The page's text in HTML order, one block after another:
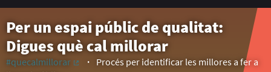
Per un espai públic de qualitat:
Digues què cal millorar
#quecalmillorar
Procés per identificar les millores a fer a